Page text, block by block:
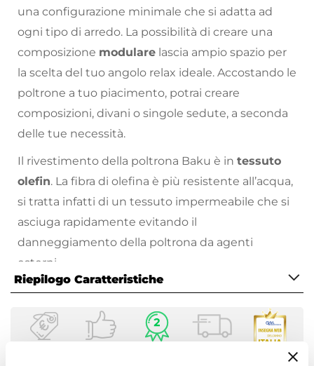
una configurazione minimale che si adatta ad
ogni tipo di arredo. La possibilità di creare una
composizione modulare lascia ampio spazio per
la scelta del tuo angolo relax ideale. Accostando le
poltrone a tuo piacimento, potrai creare
composizioni, divani o singole sedute, a seconda
delle tue necessità.
Il rivestimento della poltrona Baku è in tessuto
olefin. La fibra di olefina è più resistente all’acqua,
si tratta infatti di un tessuto impermeabile che si
asciuga rapidamente evitando il
danneggiamento della poltrona da agenti
esterni.
I moduli possono essere fissati tra loro tramite
fibbie collocate al di sotto della struttura (non
visibili). L'imbottitura di Baku arriva sottovuoto: è
Riepilogo Caratteristiche
Caratteristiche
Tipologia